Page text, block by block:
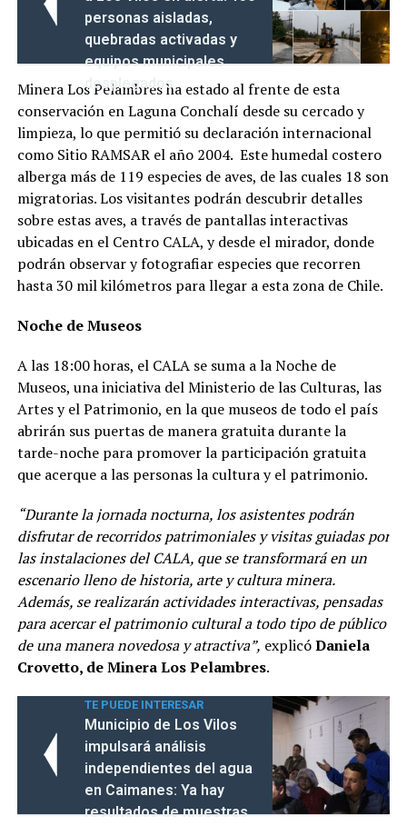
personas aisladas,
quebradas activadas y
equipos municipales
desplegados
Minera Los Pelambres ha estado al frente de esta
conservación en Laguna Conchalí desde su cercado y
limpieza, lo que permitió su declaración internacional
como Sitio RAMSAR el año 2004. Este humedal costero
alberga más de 119 especies de aves, de las cuales 18 son
migratorias. Los visitantes podrán descubrir detalles
sobre estas aves, a través de pantallas interactivas
ubicadas en el Centro CALA, y desde el mirador, donde
podrán observar y fotografiar especies que recorren
hasta 30 mil kilómetros para llegar a esta zona de Chile.
Noche de Museos
A las 18:00 horas, el CALA se suma a la Noche de
Museos, una iniciativa del Ministerio de las Culturas, las
Artes y el Patrimonio, en la que museos de todo el país
abrirán sus puertas de manera gratuita durante la
tarde-noche para promover la participación gratuita
que acerque a las personas la cultura y el patrimonio.
“Durante la jornada nocturna, los asistentes podrán
disfrutar de recorridos patrimoniales y visitas guiadas por
las instalaciones del CALA, que se transformará en un
escenario lleno de historia, arte y cultura minera.
Además, se realizarán actividades interactivas, pensadas
para acercar el patrimonio cultural a todo tipo de público
de una manera novedosa y atractiva”, explicóDaniela
Crovetto, de Minera Los Pelambres.
TE PUEDE INTERESAR
Municipio de Los Vilos
impulsará análisis
independientes del agua
en Caimanes: Ya hay
resultados de muestras